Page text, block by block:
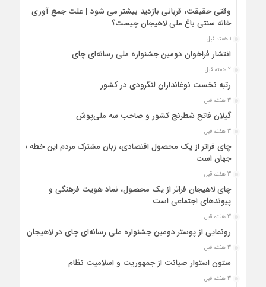
وقتی حقیقت، قربانی بازدید بیشتر می شود | علت جمع آوری
خانه سنتی باغ ملی لاهیجان چیست؟
1 هفته قبل
انتشار فراخوان دومین جشنواره ملی رسانه‌ای چای
2 هفته قبل
رتبه نخست نوغانداران لنگرودی در کشور
3 هفته قبل
گیلان فاتح شطرنج کشور و صاحب سه ملی‌پوش
3 هفته قبل
چای فراتر از یک محصول اقتصادی، زبان مشترک مردم این خطه با
جهان است
3 هفته قبل
چای لاهیجان فراتر از یک محصول، نماد هویت فرهنگی و
پیوندهای اجتماعی است
3 هفته قبل
رونمایی از پوستر دومین جشنواره ملی رسانه‌ای چای در لاهیجان
3 هفته قبل
ستون استوار صیانت از جمهوریت و اسلامیت نظام
3 هفته قبل